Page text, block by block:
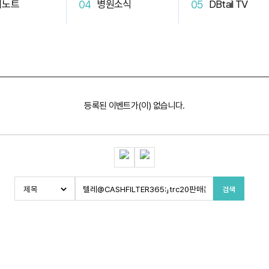
트 병원소식 DBtail TV
등록된 이벤트가(이) 없습니다.
검색